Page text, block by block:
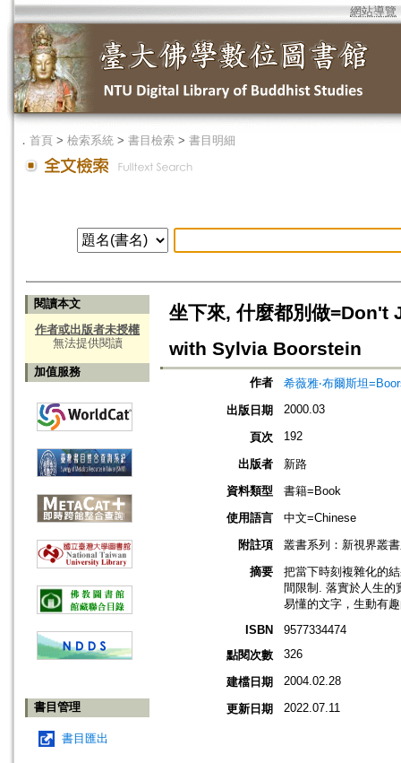
網站導覽
． 首頁 > 檢索系統 > 書目檢索 > 書目明細
閱讀本文
作者或出版者未授權
無法提供閱讀
加值服務
書目管理
書目匯出
坐下來, 什麼都別做
with Sylvia Boorstein
作者
希薇雅‧布爾斯坦
出版日期
2000.03
頁次 192
出版者
新路
資料類型
書籍=Book
使用語言
中文=Chinese
附註項
叢書系列：新視界叢
摘要
把當下時刻複雜化的
間限制. 落實於人生的
易懂的文字，生動有
ISBN
9577334474
點閱次數
326
建檔日期 2004.02.28
更新日期 2022.07.11